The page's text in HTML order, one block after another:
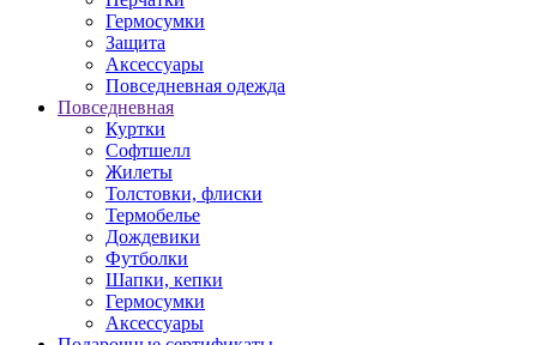
Гермосумки
Защита
Аксессуары
Повседневная одежда
Повседневная
Куртки
Софтшелл
Жилеты
Толстовки, флиски
Термобелье
Дождевики
Футболки
Шапки, кепки
Гермосумки
Аксессуары